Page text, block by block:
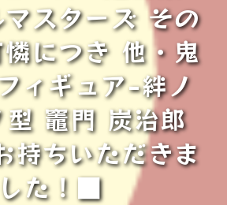
スターズ その
につき 他・鬼
ィギュア-絆ノ
竈門 炭治郎
持ちいただきま
した！■